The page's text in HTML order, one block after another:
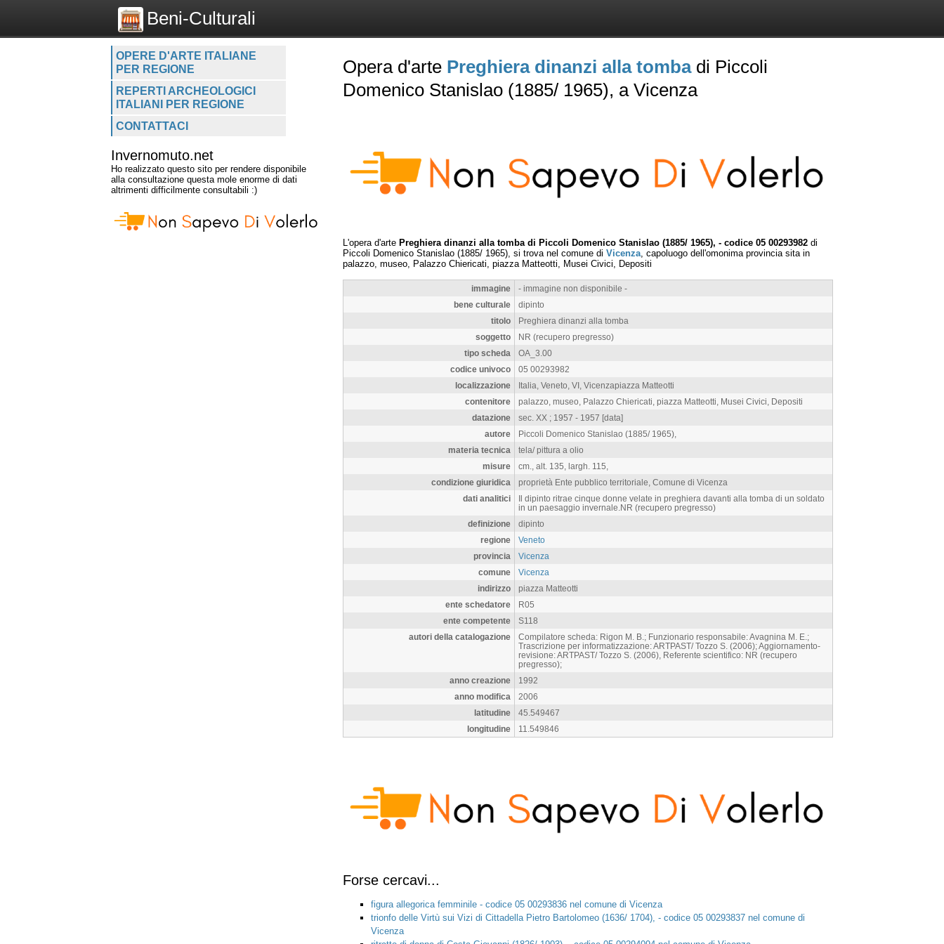
Beni-Culturali
OPERE D'ARTE ITALIANE
PER REGIONE
REPERTI ARCHEOLOGICI
ITALIANI PER REGIONE
CONTATTACI
Invernomuto.net
Ho realizzato questo sito per rendere disponibile
alla consultazione questa mole enorme di dati
altrimenti difficilmente consultabili :)
Opera d'arte Preghiera dinanzi alla tombadi Piccoli
Domenico Stanislao (1885/ 1965), a Vicenza
L'opera d'arte Preghiera dinanzi alla tomba di Piccoli Domenico Stanislao (1885/ 1965), - codice 05 00293982 di
Piccoli Domenico Stanislao (1885/ 1965), si trova nel comune di Vicenza , capoluogo dell'omonima provincia sita in
palazzo, museo, Palazzo Chiericati, piazza Matteotti, Musei Civici, Depositi
immagine
- immagine non disponibile -
bene culturale
dipinto
titolo
Preghiera dinanzi alla tomba
soggetto
NR (recupero pregresso)
tipo scheda
OA_3.00
codice univoco
05 00293982
localizzazione
Italia, Veneto, VI, Vicenzapiazza Matteotti
contenitore
palazzo, museo, Palazzo Chiericati, piazza Matteotti, Musei Civici, Depositi
datazione
sec. XX ; 1957 - 1957 [data]
autore
Piccoli Domenico Stanislao (1885/ 1965),
materia tecnica
tela/ pittura a olio
misure
cm., alt. 135, largh. 115,
condizione giuridica
proprietà Ente pubblico territoriale, Comune di Vicenza
dati analitici
Il dipinto ritrae cinque donne velate in preghiera davanti alla tomba di un soldato
in un paesaggio invernale.NR (recupero pregresso)
definizione
dipinto
regione
Veneto
provincia
Vicenza
comune
Vicenza
indirizzo
piazza Matteotti
ente schedatore
R05
ente competente
S118
autori della catalogazione
Compilatore scheda: Rigon M. B.; Funzionario responsabile: Avagnina M. E.;
Trascrizione per informatizzazione: ARTPAST/ Tozzo S. (2006); Aggiornamento-
revisione: ARTPAST/ Tozzo S. (2006), Referente scientifico: NR (recupero
pregresso);
anno creazione
1992
anno modifica
2006
latitudine
45.549467
longitudine
11.549846
Forse cercavi...
figura allegorica femminile - codice 05 00293836 nel comune di Vicenza
trionfo delle Virtù sui Vizi di Cittadella Pietro Bartolomeo (1636/ 1704), - codice 05 00293837 nel comune di
Vicenza